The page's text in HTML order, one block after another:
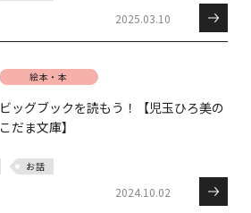
2025.03.10
絵本・本
ビッグブックを読もう！【児玉ひろ美の
こだま文庫】
お話
2024.10.02